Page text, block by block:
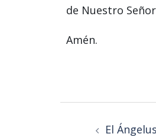
de Nuestro
Amén.
El Ángelus